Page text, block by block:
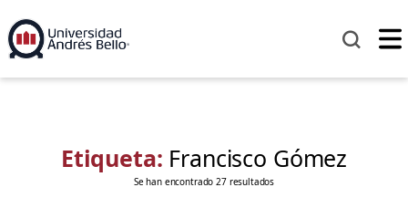
Etiqueta: Francisco Gómez
Se han encontrado 27 resultados